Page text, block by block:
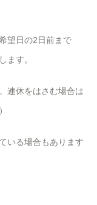
望日の2日前まで
ます。
連休をはさむ場合は
いる場合もあります